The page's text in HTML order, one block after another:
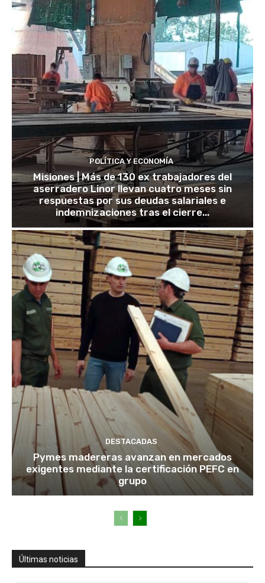
POLÍTICA Y ECONOMÍA
Misiones | Más de 130 ex trabajadores del
aserradero Linor llevan cuatro meses sin
respuestas por sus deudas salariales e
indemnizaciones tras el cierre...
DESTACADAS
Pymes madereras avanzan en mercados
exigentes mediante la certificación PEFC en
grupo
Últimas noticias